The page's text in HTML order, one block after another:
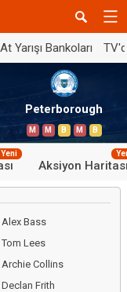
At Yarışı Bankoları
Peterborough
M M B M B
Yeni
Aksiyon
Alex Bass
Tom Lees
Archie Collins
Declan Frith